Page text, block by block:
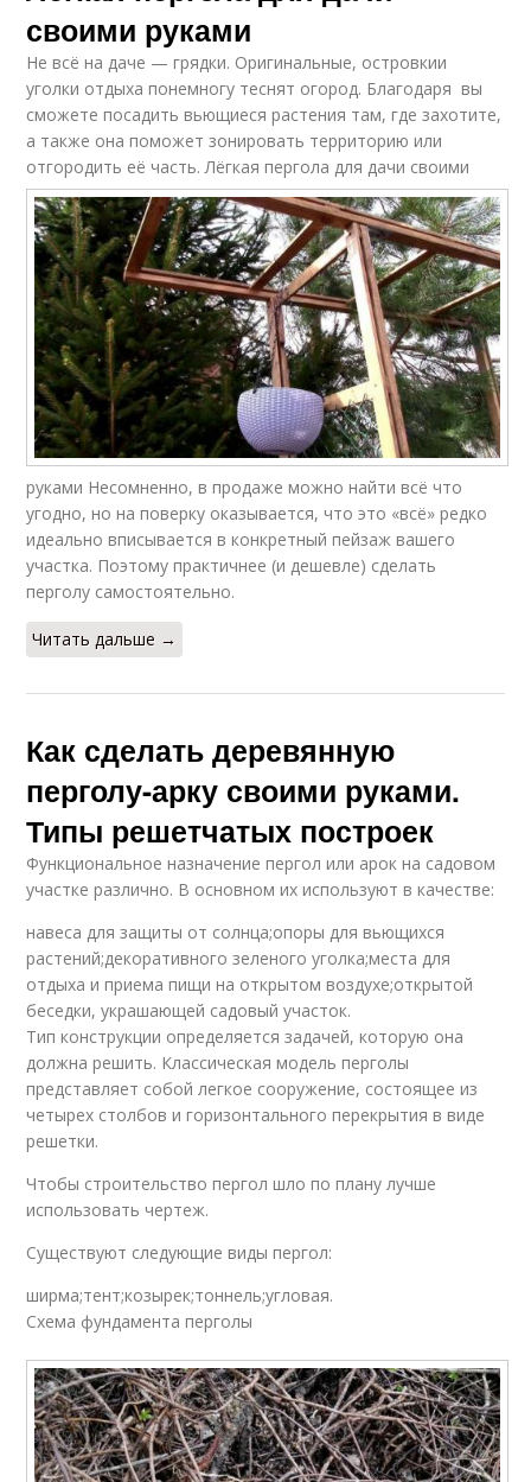
своими руками
Не всё на даче — грядки. Оригинальные, островкии
уголки отдыха понемногу теснят огород. Благодаря вы
сможете посадить вьющиеся растения там, где захотите,
а также она поможет зонировать территорию или
отгородить её часть. Лёгкая пергола для дачи своими
руками Несомненно, в продаже можно найти всё что
угодно, но на поверку оказывается, что это «всё» редко
идеально вписывается в конкретный пейзаж вашего
участка. Поэтому практичнее (и дешевле) сделать
перголу самостоятельно.
Читать дальше →
Как сделать деревянную
перголу-арку своими руками.
Типы решетчатых построек
Функциональное назначение пергол или арок на садовом
участке различно. В основном их используют в качестве:
навеса для защиты от солнца;опоры для вьющихся
растений;декоративного зеленого уголка;места для
отдыха и приема пищи на открытом воздухе;открытой
беседки, украшающей садовый участок.
Тип конструкции определяется задачей, которую она
должна решить. Классическая модель перголы
представляет собой легкое сооружение, состоящее из
четырех столбов и горизонтального перекрытия в виде
решетки.
Чтобы строительство пергол шло по плану лучше
использовать чертеж.
Существуют следующие виды пергол:
ширма;тент;козырек;тоннель;угловая.
Схема фундамента перголы